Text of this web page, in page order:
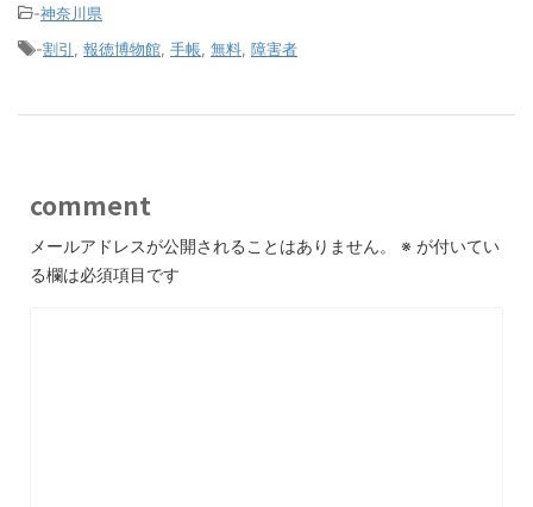
-神奈川県
-割引 報徳博物館 手帳 無料 障害者
comment
メールアドレスが公開されることはありません。 ※ が付いてい
る欄は必須項目です